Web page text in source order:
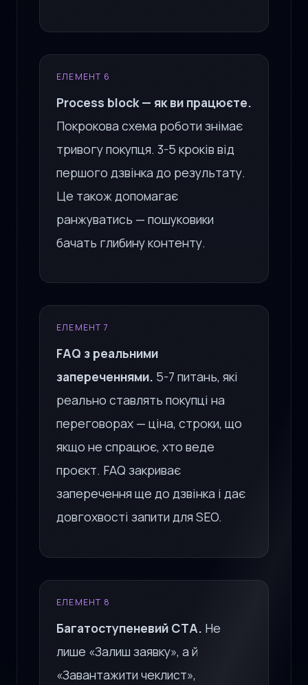
ЕЛЕМЕНТ 6
Process block — як ви працюєте.
Покрокова схема роботи знімає
тривогу покупця. 3-5 кроків від
першого дзвінка до результату.
Це також допомагає
ранжуватись — пошуковики
бачать глибину контенту.
ЕЛЕМЕНТ 7
FAQ з реальними
запереченнями. 5-7 питань, які
реально ставлять покупці на
переговорах — ціна, строки, що
якщо не спрацює, хто веде
проєкт. FAQ закриває
заперечення ще до дзвінка і дає
довгохвості запити для SEO.
ЕЛЕМЕНТ 8
Багатоступеневий CTA. Не
лише «Залиш заявку», а й
«Завантажити чеклист»,